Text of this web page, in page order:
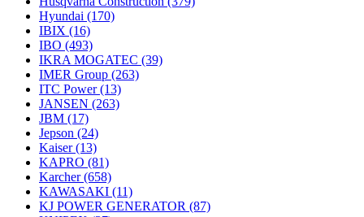
Hyundai (170)
IBIX (16)
IBO (493)
IKRA MOGATEC (39)
IMER Group (263)
ITC Power(13)
JANSEN (263)
JBM (17)
Jepson (24)
Kaiser(13)
KAPRO (81)
Karcher(658)
KAWASAKI (11)
KJ POWER GENERATOR (87)